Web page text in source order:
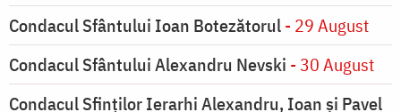
Condacul Sfântului Ioan Botezătorul- 29 August
Condacul Sfântului Alexandru Nevski - 30 August
Condacul Sfinţilor Ierarhi Alexandru, Ioan şi Pavel